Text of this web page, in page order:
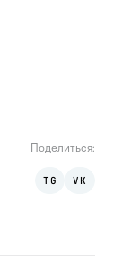
Поделиться:
TG VK